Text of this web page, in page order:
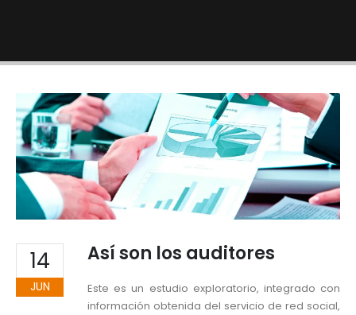
14
JUN
Así son los auditores
Este es un estudio exploratorio, integrado con
información obtenida del servicio de red social,